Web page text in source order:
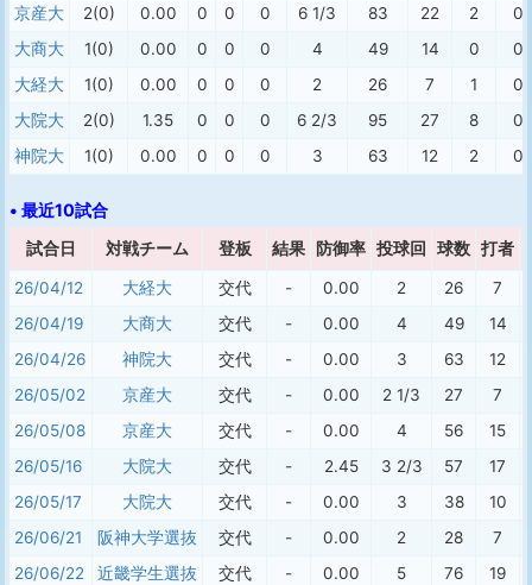
京産大
2(0) 0.00 0 0 0 6 1/3 83 22 2
0
大商大
1(0) 0.00 0 0 0 4 49 14 0
0
大経大
1(0) 0.00 0 0 0 2 26 7 1
0
大院大
2(0) 1.35 0 0 0 6 2/3 95 27 8
0
神院大
1(0) 0.00 0 0 0 3 63 12 2 0
• 最近10試合
試合日 対戦チーム 登板 結果 防御率 投球回 球数 打者
26/04/12
大経大 交代 - 0.00 2 26
7
26/04/19
大商大 交代 - 0.00 4 49
14
26/04/26
神院大 交代 - 0.00 3 63
12
26/05/02
京産大 交代 - 0.00 2 1/3 27
7
26/05/08
京産大 交代 - 0.00 4 56
15
26/05/16
大院大 交代 - 2.45 3 2/3 57
17
26/05/17
大院大 交代 - 0.00 3 38
10
26/06/21
阪神大学選抜 交代 - 0.00 2 28
7
26/06/22
近畿学生選抜 交代 - 0.00 5 76
19